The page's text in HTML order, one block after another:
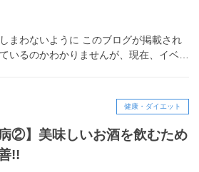
まわないように このブログが掲載され
いるのかわかりませんが、現在、イベ…
健康・ダイエット
②】美味しいお酒を飲むため
!!